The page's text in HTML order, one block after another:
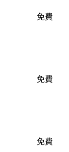
免費
免費
免費